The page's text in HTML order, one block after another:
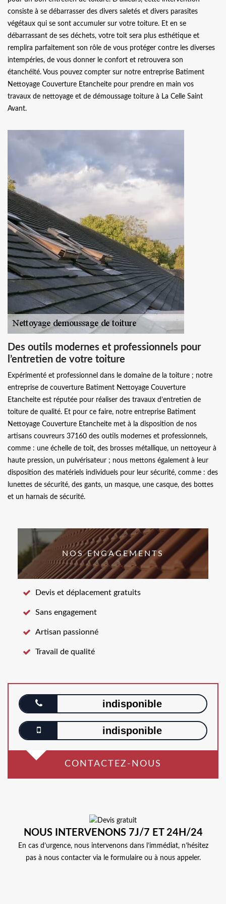
consiste à se débarrasser des divers saletés et divers parasites
végétaux qui se sont accumuler sur votre toiture. Et en se
débarrassant de ses déchets, votre toit sera plus esthétique et
remplira parfaitement son rôle de vous protéger contre les diverses
intempéries, de vous donner le confort et retrouvera son
étanchéité. Vous pouvez compter sur notre entreprise Batiment
Nettoyage Couverture Etancheite pour prendre en main vos
travaux de nettoyage et de démoussage toiture à La Celle Saint
Avant.
Des outils modernes et professionnels pour
l’entretien de votre toiture
Expérimenté et professionnel dans le domaine de la toiture ; notre
entreprise de couverture Batiment Nettoyage Couverture
Etancheite est réputée pour réaliser des travaux d’entretien de
toiture de qualité. Et pour ce faire, notre entreprise Batiment
Nettoyage Couverture Etancheite met à la disposition de nos
artisans couvreurs 37160 des outils modernes et professionnels,
comme : une échelle de toit, des brosses métallique, un nettoyeur à
haute pression, un pulvérisateur ; nous mettons également à leur
disposition des matériels individuels pour leur sécurité, comme : des
lunettes de sécurité, des gants, un masque, une casque, des bottes
et un harnais de sécurité.
NOS ENGAGEMENTS
Devis et déplacement gratuits
Sans engagement
Artisan passionné
Travail de qualité
indisponible
indisponible
CONTACTEZ-NOUS
NOUS INTERVENONS 7J/7 ET 24H/24
En cas d’urgence, nous intervenons dans l’immédiat, n’hésitez
pas à nous contacter via le formulaire ou à nous appeler.